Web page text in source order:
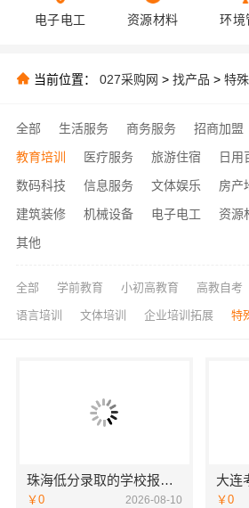
电子电工 资源材料 环境
当前位置： 027采购网 > 找产品 > 特
全部 生活服务 商务服务 招商加盟
教育培训
医疗服务 旅游住宿 日用
数码科技
信息服务 文体娱乐 房产
建筑装修
机械设备 电子电工 资源
其他
全部 学前教育 小初高教育 高教自考
语言培训 文体培训 企业培训拓展 特
珠海低分录取的学校报考-北京理工大学珠海学院继教院
￥0 2026-08-10 ￥0